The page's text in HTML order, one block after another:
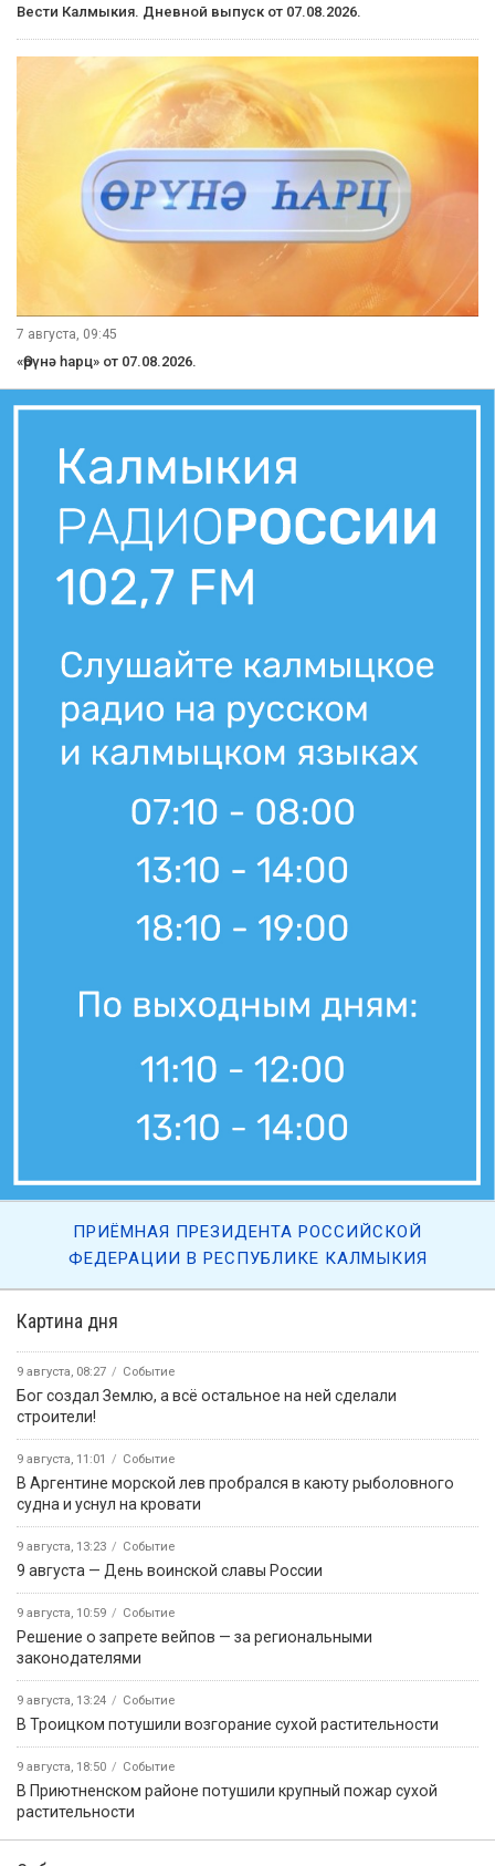
7 августа, 21:10
7 августа, 21:00
Вести Калмыкия. Выпуск на канале "Россия 24" от 07.08.2026.
7 августа, 11:30
7 августа, 09:45
«Өрүнә һарц» от 07.08.2026.